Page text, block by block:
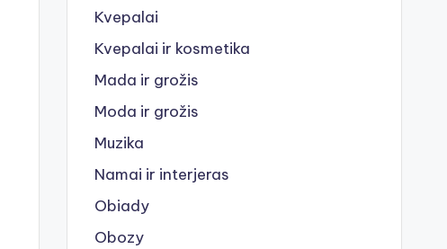
Kvepalai
Kvepalai ir kosmetika
Mada ir grožis
Moda ir grožis
Muzika
Namai ir interjeras
Obiady
Obozy